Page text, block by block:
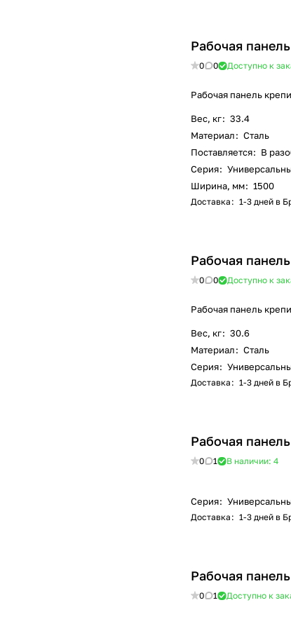
Рабочая
0 0 Доступно к
Рабочая панель
Вес, кг: 33.4
Материал: Сталь
Поставляется: В
Серия:
Ширина, мм: 1500
Доставка : 1-3 дней в
Рабочая
0 0 Доступно к
Рабочая панель
Вес, кг: 30.6
Материал: Сталь
Серия:
Доставка : 1-3 дней в
Рабочая
0 1 В наличии: 4
Серия:
Доставка : 1-3 дней в
Рабочая
0 1 Доступно к